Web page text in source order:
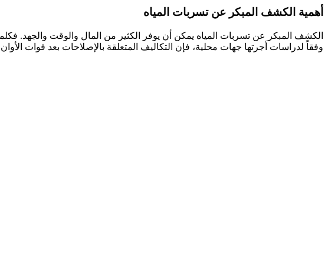
أهمية الكشف المبكر عن تسربات المياه
الكشف المبكر عن تسربات المياه يمكن أن يوفر الكثير من المال والوقت والجهد.
وفقاً لدراسات أجرتها جهات محلية، فإن التكاليف المتعلقة بالإصلاحات بعد فوات